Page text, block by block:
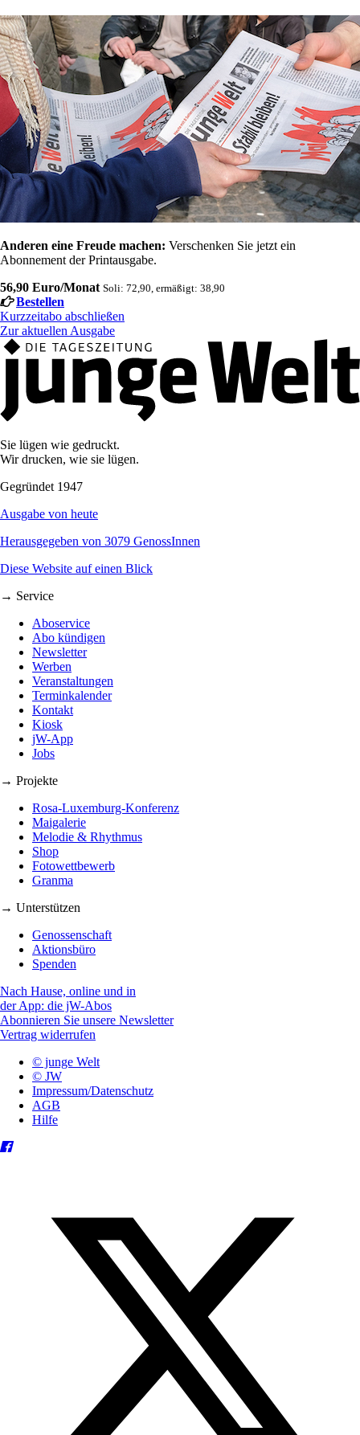
Anderen eine Freude machen: Verschenken Sie jetzt ein
Abonnement der Printausgabe.
56,90 Euro/Monat Soli: 72,90, ermäßigt: 38,90
Bestellen
Kurzzeitabo abschließen
Zur aktuellen Ausgabe
Sie lügen wie gedruckt.
Wir drucken, wie sie lügen.
Gegründet 1947
Ausgabe von heute
Herausgegeben von 3079 GenossInnen
Diese Website auf einen Blick
→ Service
Aboservice
Abo kündigen
Newsletter
Werben
Veranstaltungen
Terminkalender
Kontakt
Kiosk
jW-App
Jobs
→ Projekte
Rosa-Luxemburg-Konferenz
Maigalerie
Melodie & Rhythmus
Shop
Fotowettbewerb
Granma
→ Unterstützen
Genossenschaft
Aktionsbüro
Spenden
Nach Hause, online und in
der App: die jW-Abos
Abonnieren Sie unsere Newsletter
Vertrag widerrufen
© junge Welt
© JW
Impressum/Datenschutz
AGB
Hilfe